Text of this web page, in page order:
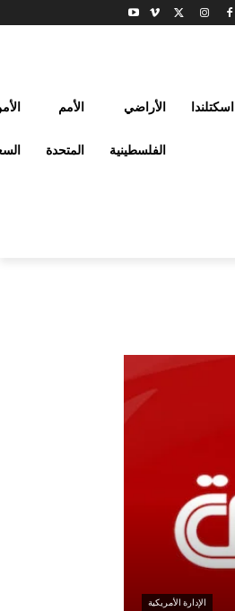
اسكتلندا الأراضي
الفلسطينية
الأمم
المتحدة
الإدارة الأمريكية